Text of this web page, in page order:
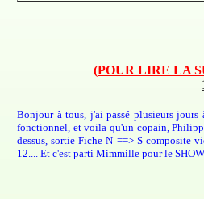
(POUR LIRE LA
Bonjour à tous, j'ai passé plusieurs jours
fonctionnel, et voila qu'un copain,
dessus, sortie Fiche N ==> S composite
12.... Et c'est parti Mimmille pour le